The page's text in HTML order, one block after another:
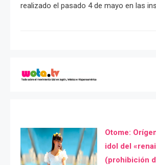
realizado el pasado 4 de mayo en las
Otome:
idol del
(prohibición